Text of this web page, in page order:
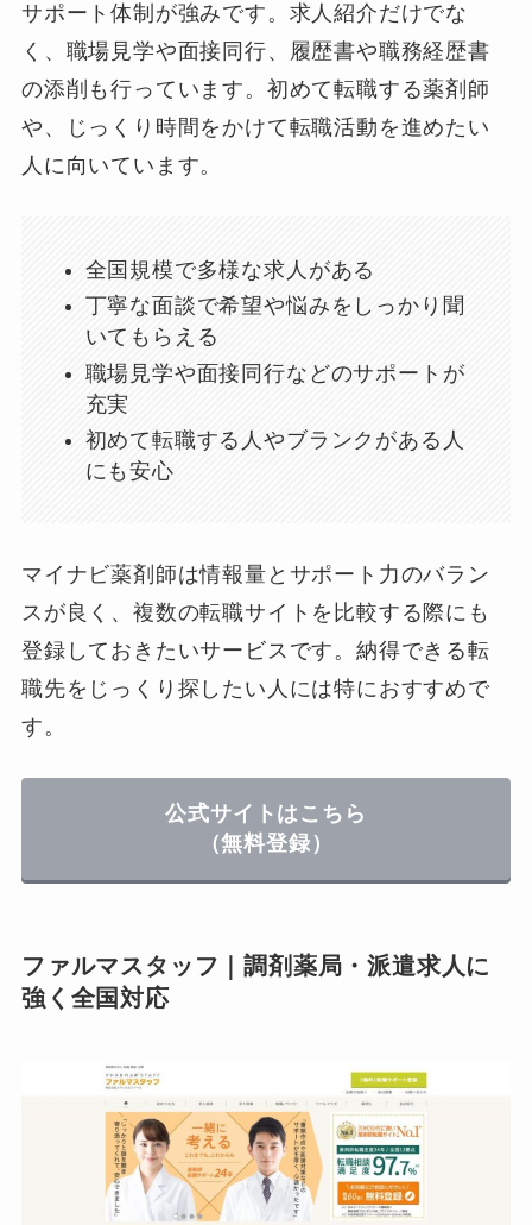
サポート体制が強みです。求人紹介だけでな
く、職場見学や面接同行、履歴書や職務経歴書
の添削も行っています。初めて転職する薬剤師
や、じっくり時間をかけて転職活動を進めたい
人に向いています。
全国規模で多様な求人がある
丁寧な面談で希望や悩みをしっかり聞
いてもらえる
職場見学や面接同行などのサポートが
充実
初めて転職する人やブランクがある人
にも安心
マイナビ薬剤師は情報量とサポート力のバラン
スが良く、複数の転職サイトを比較する際にも
登録しておきたいサービスです。納得できる転
職先をじっくり探したい人には特におすすめで
す。
公式サイトはこちら
（無料登録）
ファルマスタッフ｜調剤薬局・派遣求人に
強く全国対応